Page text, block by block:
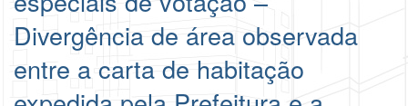
Divergência de área observada
entre a carta de habitação